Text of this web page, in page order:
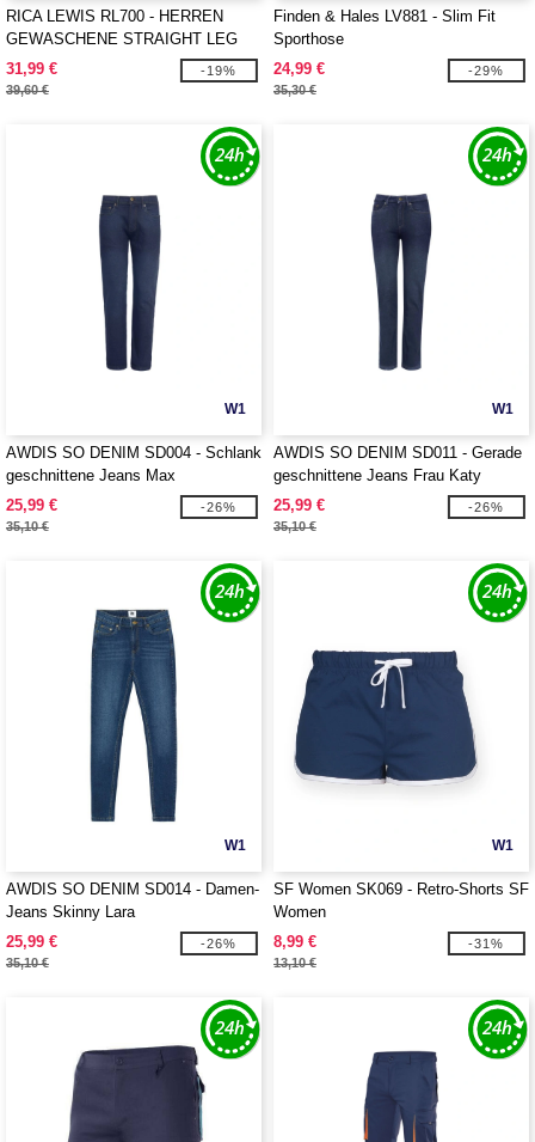
RICA LEWIS RL700 - HERREN
GEWASCHENE STRAIGHT LEG
FIT JEANS
31,99 €
39,60 €
-19%
Finden & Hales LV881 - Slim Fit
Sporthose
24,99 €
35,30 €
-29%
W1
AWDIS SO DENIM SD004 - Schlank
geschnittene Jeans Max
25,99 €
35,10 €
-26%
W1
AWDIS SO DENIM SD011 - Gerade
geschnittene Jeans Frau Katy
25,99 €
35,10 €
-26%
W1
AWDIS SO DENIM SD014 - Damen-
Jeans Skinny Lara
25,99 €
35,10 €
-26%
W1
SF Women SK069 - Retro-Shorts SF
Women
8,99 €
13,10 €
-31%